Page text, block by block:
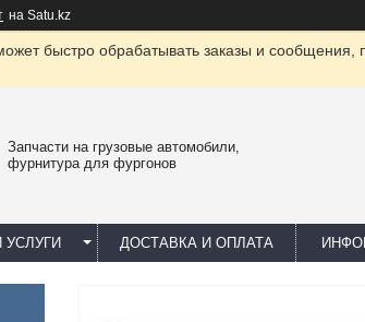
на Satu.kz
быстро обрабатывать заказы и
Запчасти на грузовые автомобили,
фурнитура для фургонов
ДОСТАВКА И ОПЛАТА